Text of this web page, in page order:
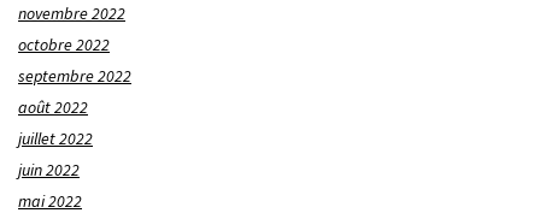
novembre 2022
octobre 2022
septembre 2022
août 2022
juillet 2022
juin 2022
mai 2022